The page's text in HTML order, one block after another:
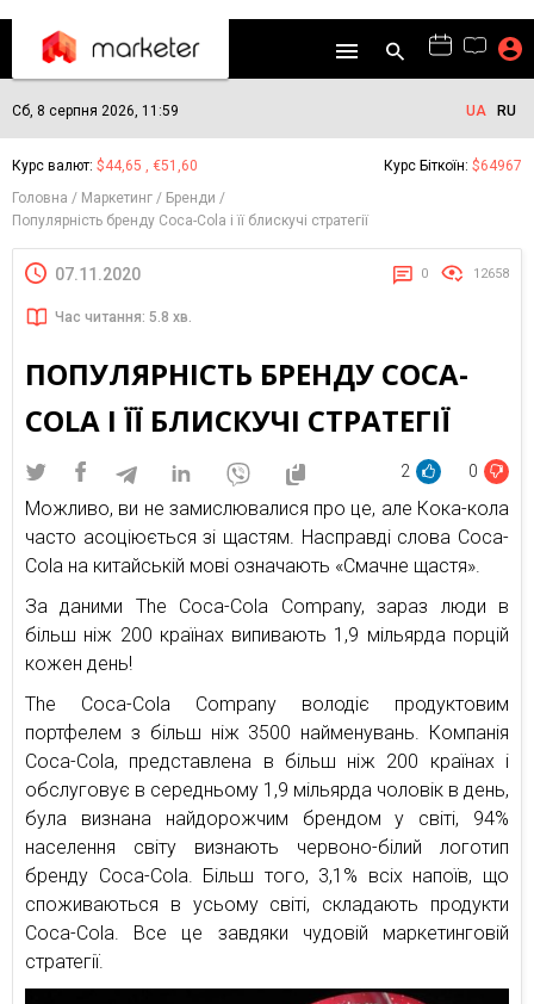
Сб, 8 серпня 2026, 11:59 UA RU
Курс валют: $44,65 , €51,60 Курс Біткоїн: $64967
Головна
Маркетинг
Бренди
Популярність бренду Coca-Cola і її блискучі стратегії
07.11.2020 0 12658
Час читання: 5.8 хв.
ПОПУЛЯРНІСТЬ БРЕНДУ COCA-
COLA І ЇЇ БЛИСКУЧІ СТРАТЕГІЇ
2 0
Можливо, ви не замислювалися про це, але Кока-кола
часто асоціюється зі щастям. Насправді слова Coca-
Cola на китайській мові означають «Смачне щастя».
За даними The Coca-Cola Company, зараз люди в
більш ніж 200 країнах випивають 1,9 мільярда порцій
кожен день!
The Coca-Cola Company володіє продуктовим
портфелем з більш ніж 3500 найменувань. Компанія
Coca-Cola, представлена в більш ніж 200 країнах і
обслуговує в середньому 1,9 мільярда чоловік в день,
була визнана найдорожчим брендом у світі, 94%
населення світу визнають червоно-білий логотип
бренду Coca-Cola. Більш того, 3,1% всіх напоїв, що
споживаються в усьому світі, складають продукти
Coca-Cola. Все це завдяки чудовій маркетинговій
стратегії.